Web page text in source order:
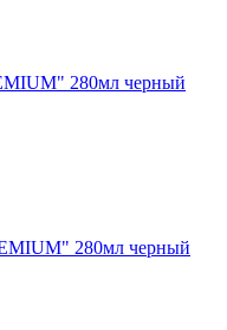
280мл черный
280мл черный